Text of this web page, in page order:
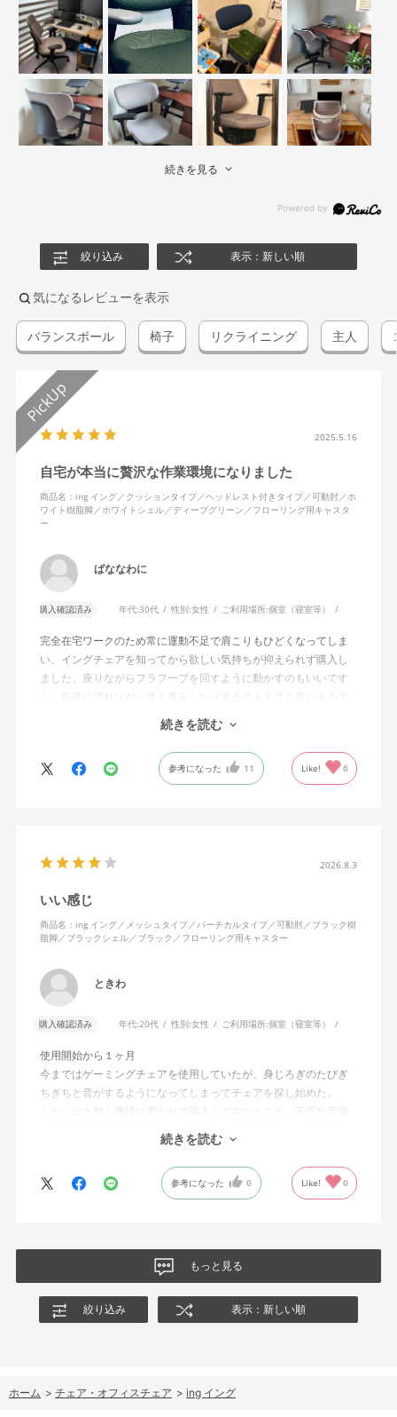
続きを見る
絞り込み 表示：新しい順
気になるレビューを表示
バランスボール 椅子 リクライニング 主人
2025.5.16
自宅が本当に贅沢な作業環境になりました
商品名：ing イング／クッションタイプ／ヘッドレスト付きタイプ／可動肘／ホ
ワイト樹脂脚／ホワイトシェル／ディープグリーン／フローリング用キャスタ
ー
ばななわに
購入確認済み 年代:30代 性別:女性 ご利用場所:個室（寝室等）
完全在宅ワークのため常に運動不足で肩こりもひどくなってしま
い、イングチェアを知ってから欲しい気持ちが抑えられず購入し
ました。座りながらフラフープを回すように動かすのもいいです
し、前後に揺れながら考え事をしたりするのもとても良いもので
す。カチャカチャ音が鳴るわけではないのですが、オフィスで揺
れてばっかだと怒られそうですが、自宅なら何も気にせずに使え
特に前後に揺らす時にヘッドレストありで購入して良かったと思
えます。揺れを止める機能もちゃんとあります。
続きを読む
参考になった 11 Like! 6
2026.8.3
いい感じ
商品名：ing イング／メッシュタイプ／バーチカルタイプ／可動肘／ブラック樹
脂脚／ブラックシェル／ブラック／フローリング用キャスター
ときわ
購入確認済み 年代:20代 性別:女性 ご利用場所:個室（寝室等）
使用開始から１ヶ月
今まではゲーミングチェアを使用していたが、身じろぎのたびぎ
ちぎちと音がするようになってしまってチェアを探し始めた。
くねくねと動く機構に惹かれて購入してみたところ、不安な音鳴
りは無くなった！但し座る時と立つ時はカッチョンと音がする。
これは座っていない時に椅子が倒れないように立ち上がると水平
に保つ機構があるようだ。
絵を描くのと、ゲームをするためのデスクで使用しているためお
尻についてくるフレキシブルな座面が嬉しい。
続きを読む
参考になった 0 Like! 0
もっと見る
絞り込み 表示：新しい順
ホーム > チェア・オフィスチェア > ing イング